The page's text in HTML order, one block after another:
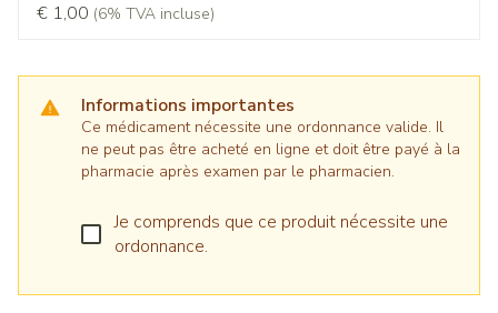
€ 1,00 (6% TVA incluse)
Informations importantes
Ce médicament nécessite une ordonnance valide. Il
ne peut pas être acheté en ligne et doit être payé à la
pharmacie après examen par le pharmacien.
Je comprends que ce produit nécessite une
ordonnance.